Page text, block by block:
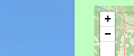
+
−